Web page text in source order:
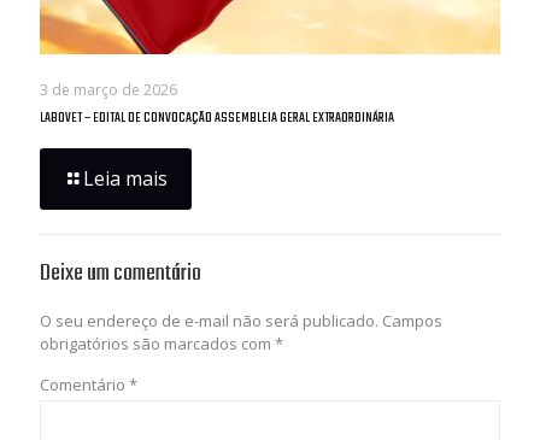
3 de março de 2026
LABOVET – EDITAL DE CONVOCAÇÃO ASSEMBLEIA GERAL EXTRAORDINÁRIA
Leia mais
Deixe um comentário
O seu endereço de e-mail não será publicado. Campos
obrigatórios são marcados com *
Comentário *